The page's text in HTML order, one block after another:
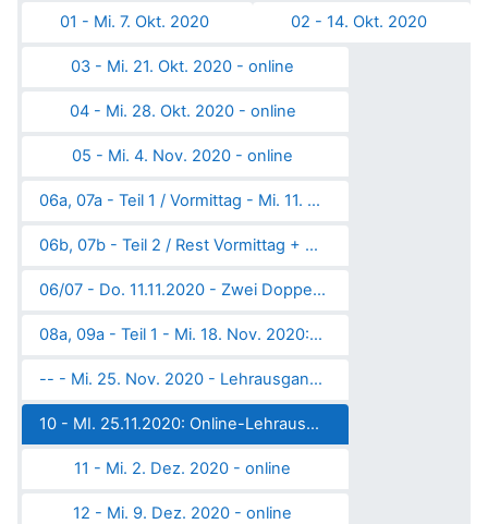
01 - Mi. 7. Okt. 2020 02 - 14. Okt. 2020
03 - Mi. 21. Okt. 2020 - online
04 - Mi. 28. Okt. 2020 - online
05 - Mi. 4. Nov. 2020 - online
06a, 07a - Teil 1 / Vormittag - Mi. 11. Nov. 2020 - Probelauf der Workshops zum GIS-Day - online
06b, 07b - Teil 2 / Rest Vormittag + Nachmittagsgruppe - Mi. 11. Nov. 2020 - online
06/07 - Do. 11.11.2020 - Zwei Doppeleinheiten - online: Das "Digitale" im GW-Unterricht
08a, 09a - Teil 1 - Mi. 18. Nov. 2020: Gisday 2020 - online
-- - Mi. 25. Nov. 2020 - Lehrausgang zum Z_GIS Salzburg
10 - MI. 25.11.2020: Online-Lehrausgang "Human Footprint" ins AEC
11 - Mi. 2. Dez. 2020 - online
12 - Mi. 9. Dez. 2020 - online